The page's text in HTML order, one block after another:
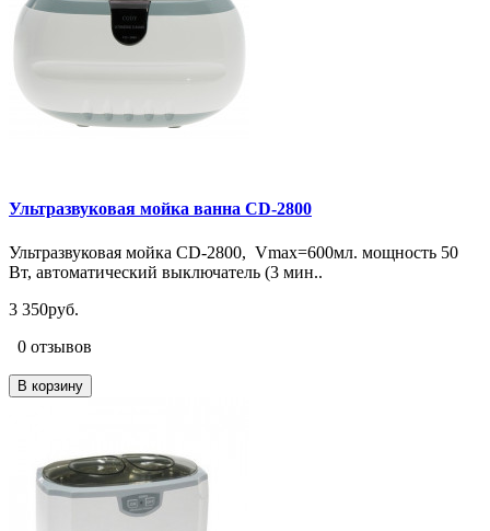
Ультразвуковая мойка ванна CD-2800
Ультразвуковая мойка CD-2800, Vmax=600мл. мощность 50
Вт, автоматический выключатель (3 мин..
3 350руб.
0 отзывов
В корзину